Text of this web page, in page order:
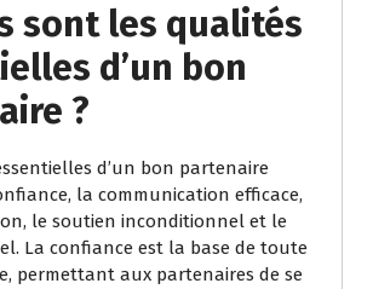
sont les qualités
d’un bon
?
d’un bon partenaire
la communication efficace,
le soutien inconditionnel et le
La confiance est la base de toute
permettant aux partenaires de se